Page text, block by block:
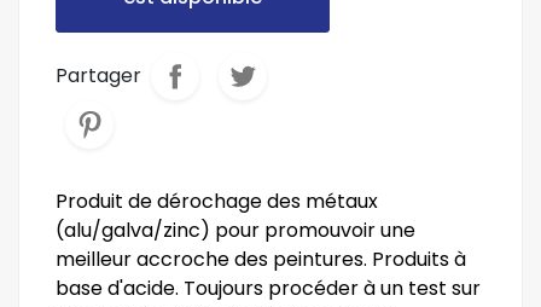
Partager
Produit de dérochage des métaux
(alu/galva/zinc) pour promouvoir une
meilleur accroche des peintures. Produits à
base d'acide. Toujours procéder à un test sur